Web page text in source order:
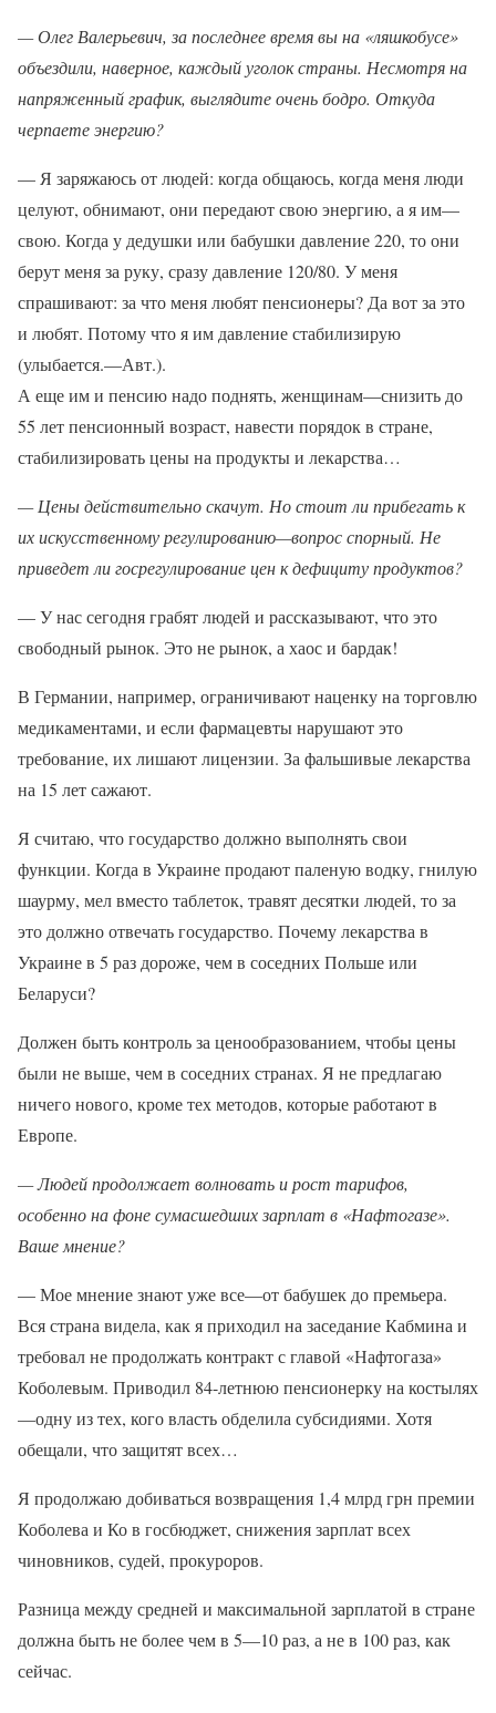
— Олег Валерьевич, за последнее время вы на «ляшкобусе»
объездили, наверное, каждый уголок страны. Несмотря на
напряженный график, выглядите очень бодро. Откуда
черпаете энергию?
— Я заряжаюсь от людей: когда общаюсь, когда меня люди
целуют, обнимают, они передают свою энергию, а я им—
свою. Когда у дедушки или бабушки давление 220, то они
берут меня за руку, сразу давление 120/80. У меня
спрашивают: за что меня любят пенсионеры? Да вот за это
и любят. Потому что я им давление стабилизирую
(улыбается.—Авт.).
А еще им и пенсию надо поднять, женщинам—снизить до
55 лет пенсионный возраст, навести порядок в стране,
стабилизировать цены на продукты и лекарства…
— Цены действительно скачут. Но стоит ли прибегать к
их искусственному регулированию—вопрос спорный. Не
приведет ли госрегулирование цен к дефициту продуктов?
— У нас сегодня грабят людей и рассказывают, что это
свободный рынок. Это не рынок, а хаос и бардак!
В Германии, например, ограничивают наценку на торговлю
медикаментами, и если фармацевты нарушают это
требование, их лишают лицензии. За фальшивые лекарства
на 15 лет сажают.
Я считаю, что государство должно выполнять свои
функции. Когда в Украине продают паленую водку, гнилую
шаурму, мел вместо таблеток, травят десятки людей, то за
это должно отвечать государство. Почему лекарства в
Украине в 5 раз дороже, чем в соседних Польше или
Беларуси?
Должен быть контроль за ценообразованием, чтобы цены
были не выше, чем в соседних странах. Я не предлагаю
ничего нового, кроме тех методов, которые работают в
Европе.
— Людей продолжает волновать и рост тарифов,
особенно на фоне сумасшедших зарплат в «Нафтогазе».
Ваше мнение?
— Мое мнение знают уже все—от бабушек до премьера.
Вся страна видела, как я приходил на заседание Кабмина и
требовал не продолжать контракт с главой «Нафтогаза»
Коболевым. Приводил 84-летнюю пенсионерку на костылях
—одну из тех, кого власть обделила субсидиями. Хотя
обещали, что защитят всех…
Я продолжаю добиваться возвращения 1,4 млрд грн премии
Коболева и Ко в госбюджет, снижения зарплат всех
чиновников, судей, прокуроров.
Разница между средней и максимальной зарплатой в стране
должна быть не более чем в 5—10 раз, а не в 100 раз, как
сейчас.